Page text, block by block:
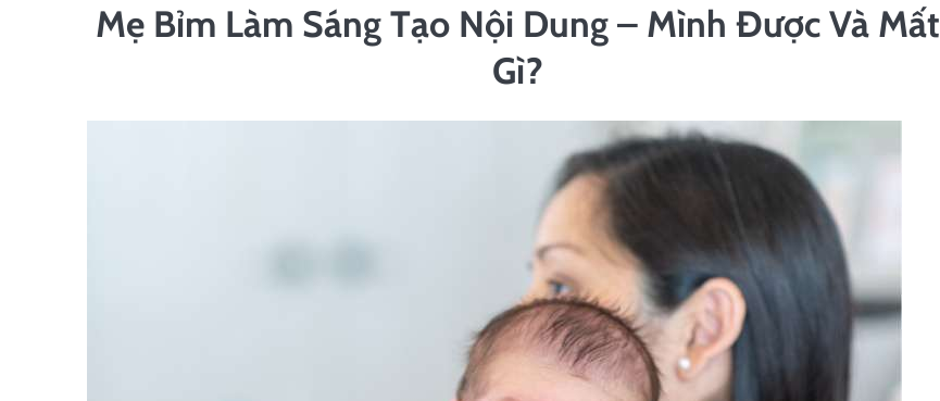
Mẹ Bỉm Làm Sáng Tạo Nội Dung – Mình Được Và Mất
Gì?